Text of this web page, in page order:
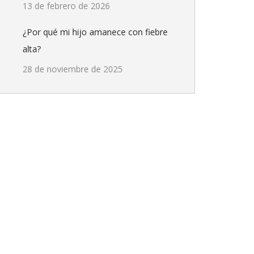
13 de febrero de 2026
¿Por qué mi hijo amanece con fiebre
alta?
28 de noviembre de 2025